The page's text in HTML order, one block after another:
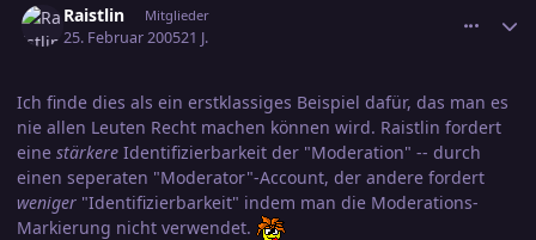
Raistlin Mitglieder
25. Februar 200521 J.
Ich finde dies als ein erstklassiges Beispiel dafür, das man es
nie allen Leuten Recht machen können wird. Raistlin fordert
eine stärkere Identifizierbarkeit der "Moderation" -- durch
einen seperaten "Moderator"-Account, der andere fordert
weniger "Identifizierbarkeit" indem man die Moderations-
Markierung nicht verwendet.